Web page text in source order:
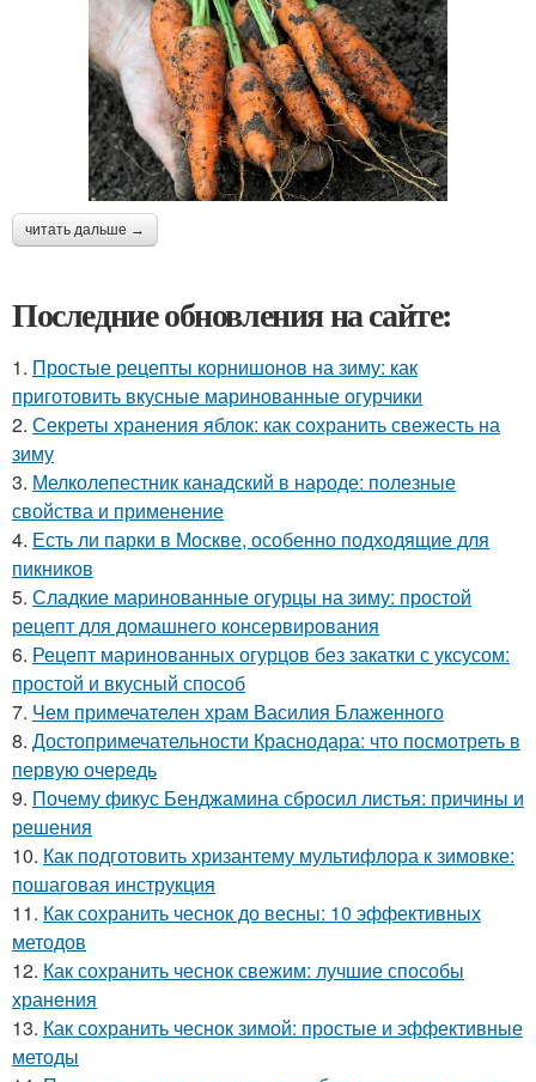
читать дальше →
Последние обновления на сайте:
1. Простые рецепты корнишонов на зиму: как
приготовить вкусные маринованные огурчики
2. Секреты хранения яблок: как сохранить свежесть на
зиму
3. Мелколепестник канадский в народе: полезные
свойства и применение
4. Есть ли парки в Москве, особенно подходящие для
пикников
5. Сладкие маринованные огурцы на зиму: простой
рецепт для домашнего консервирования
6. Рецепт маринованных огурцов без закатки с уксусом:
простой и вкусный способ
7. Чем примечателен храм Василия Блаженного
8. Достопримечательности Краснодара: что посмотреть в
первую очередь
9. Почему фикус Бенджамина сбросил листья: причины и
решения
10. Как подготовить хризантему мультифлора к зимовке:
пошаговая инструкция
11. Как сохранить чеснок до весны: 10 эффективных
методов
12. Как сохранить чеснок свежим: лучшие способы
хранения
13. Как сохранить чеснок зимой: простые и эффективные
методы